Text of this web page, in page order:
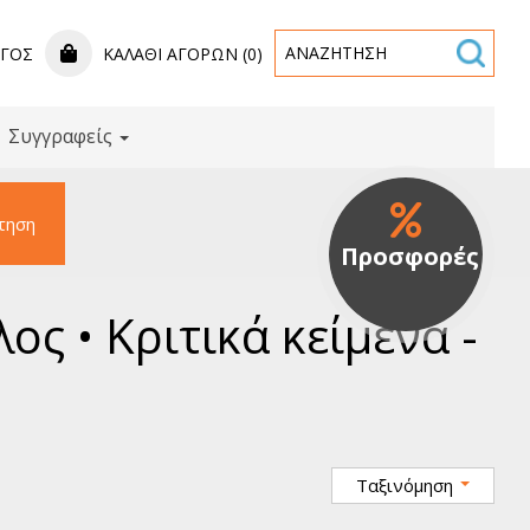
ΚΑΛΆΘΙ ΑΓΟΡΏΝ (0)
Συγγραφείς
• Κριτικά κείμενα -
Ταξινόμηση
Προσφορές